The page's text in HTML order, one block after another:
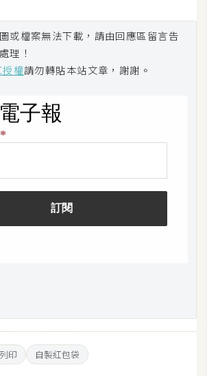
或檔案無法下載，請由回應區留言告
理！
授權請勿轉貼本站文章，謝謝。
印 自製紅包袋